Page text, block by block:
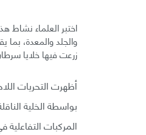
والجلد والمعدة، بما
زرعت فيها خلايا
أظهرت التحريات
المركبات